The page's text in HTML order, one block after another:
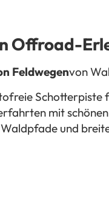
Offroad-
Feldwegenvon
Schotterpiste
mit
und